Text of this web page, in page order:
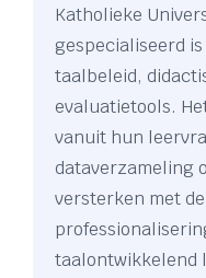
Katholieke
gespecialiseerd
taalbeleid,
evaluatietools.
vanuit hun
dataverzameling
versterken met
taalontwikkelend